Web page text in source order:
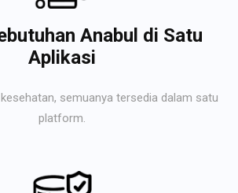
Anabul di Satu
Aplikasi
semuanya tersedia dalam satu
platform.